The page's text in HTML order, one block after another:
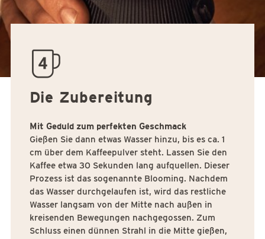
quantity04
Die Zubereitung
Mit Geduld zum perfekten Geschmack
Gießen Sie dann etwas Wasser hinzu, bis es ca. 1
cm über dem Kaffeepulver steht. Lassen Sie den
Kaffee etwa 30 Sekunden lang aufquellen. Dieser
Prozess ist das sogenannte Blooming. Nachdem
das Wasser durchgelaufen ist, wird das restliche
Wasser langsam von der Mitte nach außen in
kreisenden Bewegungen nachgegossen. Zum
Schluss einen dünnen Strahl in die Mitte gießen,